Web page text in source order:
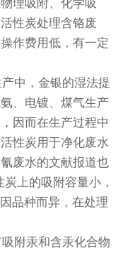
理吸附、化学吸
性炭处理含铬废
作费用低，有一定
中，金银的湿法提
、电镀、煤气生产
因而在生产过程中
性炭用于净化废水
废水的文献报道也
上的吸附容量小，
品种而异，在处理
附汞和含汞化合物